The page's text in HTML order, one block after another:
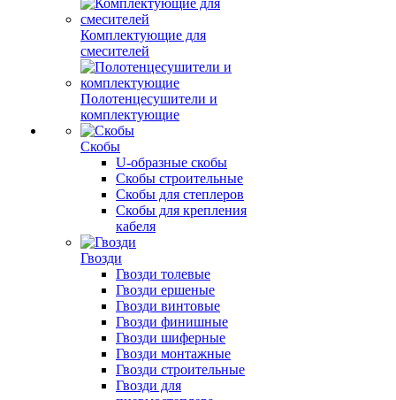
Комплектующие для
смесителей
Полотенцесушители и
комплектующие
Скобы
U-образные скобы
Скобы строительные
Скобы для степлеров
Скобы для крепления
кабеля
Гвозди
Гвозди толевые
Гвозди ершеные
Гвозди винтовые
Гвозди финишные
Гвозди шиферные
Гвозди монтажные
Гвозди строительные
Гвозди для